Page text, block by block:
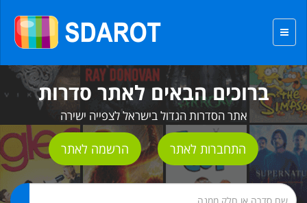
ברוכים הבאים לאתר סדרות
אתר הסדרות הגדול בישראל לצפייה ישירה
התחברות לאתר הרשמה לאתר